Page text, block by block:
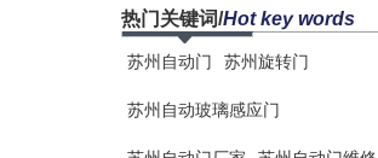
热门关键词/Hot key words
苏州自动门 苏州旋转门
苏州自动玻璃感应门